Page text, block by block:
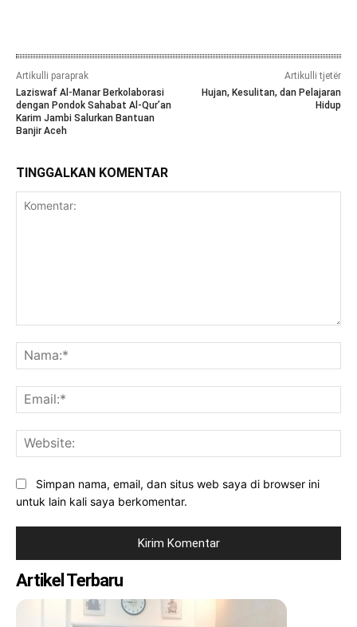
Artikulli paraprak
Laziswaf Al-Manar Berkolaborasi
dengan Pondok Sahabat Al-Qur’an
Karim Jambi Salurkan Bantuan
Banjir Aceh
Artikulli tjetër
Hujan, Kesulitan, dan Pelajaran
Hidup
TINGGALKAN KOMENTAR
Simpan nama, email, dan situs web saya di browser ini
untuk lain kali saya berkomentar.
Artikel Terbaru